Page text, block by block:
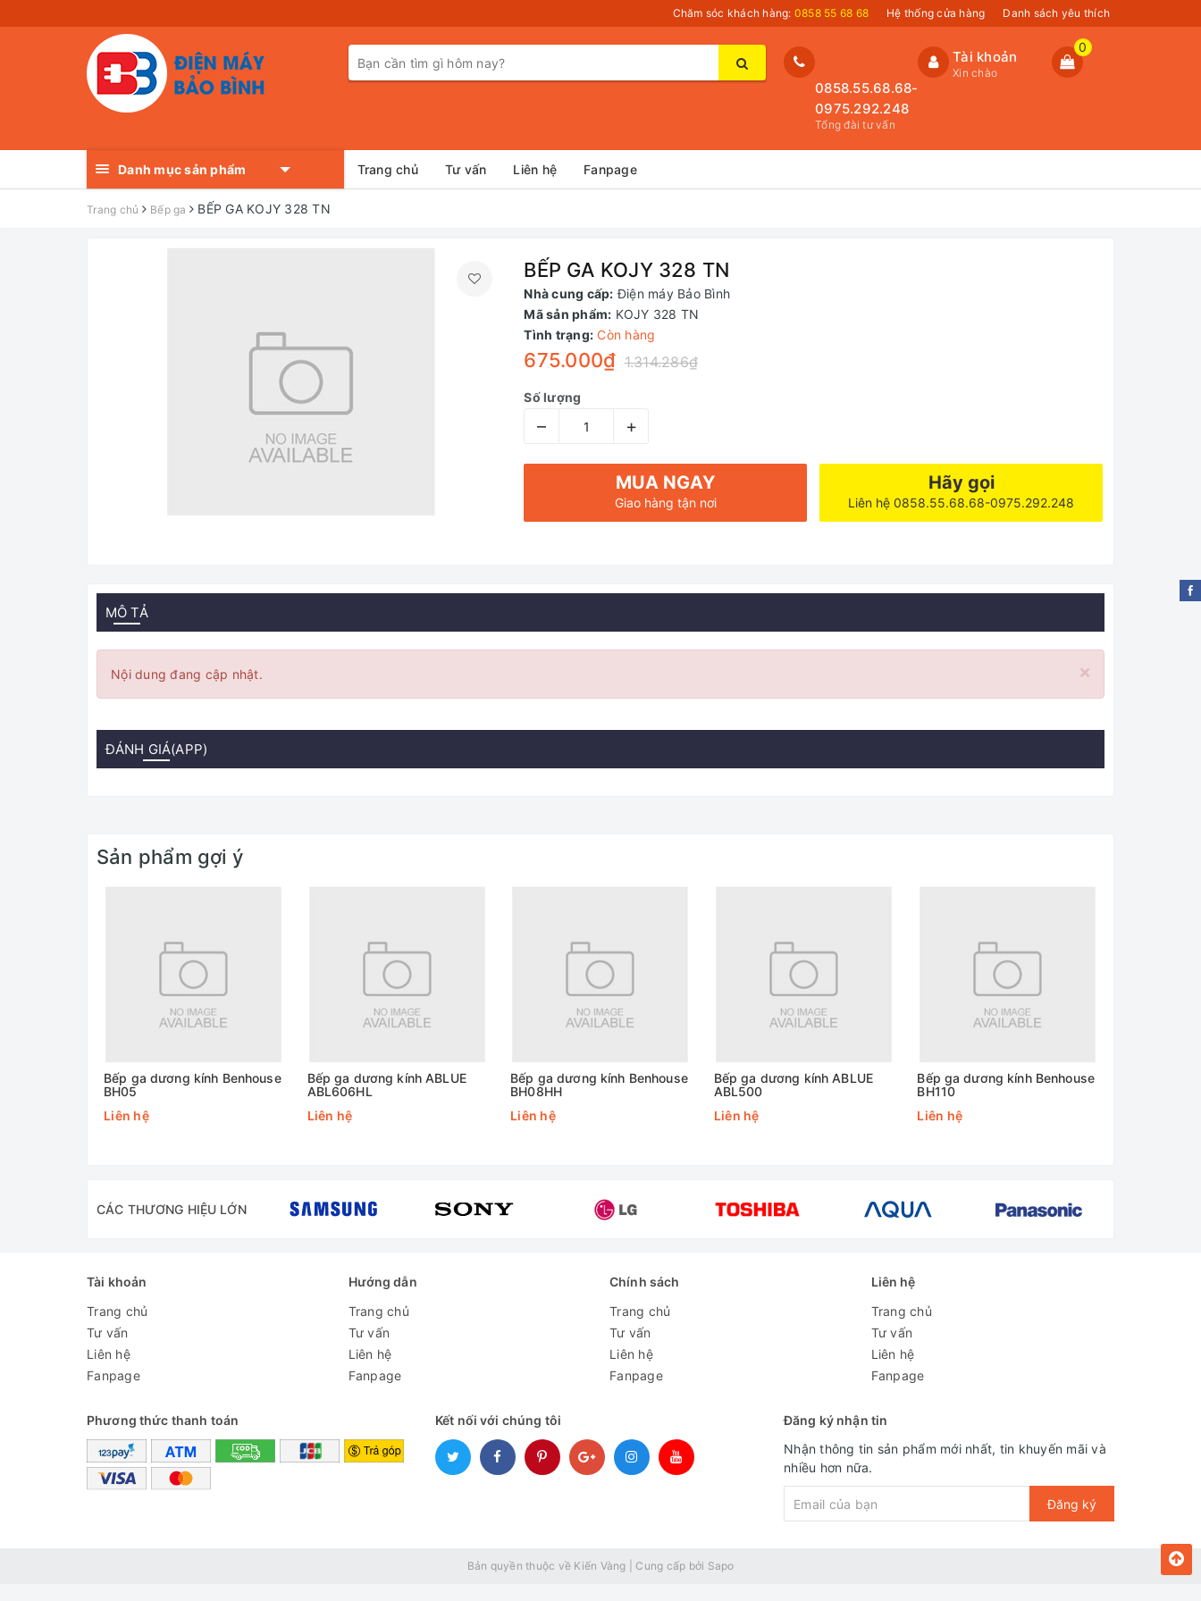
Chăm sóc khách hàng: 0858 55 68 68 Hệ thống cửa hàng Danh sách yêu thích
0858.55.68.68-
0975.292.248
Tổng đài tư vấn
Tài khoản
Xin chào
0
Danh mục sản phẩm Trang chủ Tư vấn Liên hệ Fanpage
Trang chủ Bếp ga BẾP GA KOJY 328 TN
BẾP GA KOJY 328 TN
Nhà cung cấp: Điện máy Bảo Bình
Mã sản phẩm: KOJY 328 TN
Tình trạng: Còn hàng
675.000₫ 1.314.286₫
Số lượng
– +
MUA NGAY
Giao hàng tận nơi
Hãy gọi
Liên hệ 0858.55.68.68-0975.292.248
MÔ TẢ
×
Nội dung đang cập nhật.
ĐÁNH GIÁ(APP)
Sản phẩm gợi ý
Bếp ga dương kính Benhouse
BH05
Liên hệ
Bếp ga dương kính ABLUE
ABL606HL
Liên hệ
Bếp ga dương kính Benhouse
BH08HH
Liên hệ
Bếp ga dương kính ABLUE
ABL500
Liên hệ
Bếp ga dương kính Benhouse
BH110
Liên hệ
CÁC THƯƠNG HIỆU LỚN
Tài khoản
Trang chủ
Tư vấn
Liên hệ
Fanpage
Hướng dẫn
Trang chủ
Tư vấn
Liên hệ
Fanpage
Chính sách
Trang chủ
Tư vấn
Liên hệ
Fanpage
Liên hệ
Trang chủ
Tư vấn
Liên hệ
Fanpage
Phương thức thanh toán Kết nối với chúng tôi
Đăng ký nhận tin
Nhận thông tin sản phẩm mới nhất, tin khuyến mãi và
nhiều hơn nữa.
Đăng ký
Bản quyền thuộc về Kiến Vàng Cung cấp bởi Sapo